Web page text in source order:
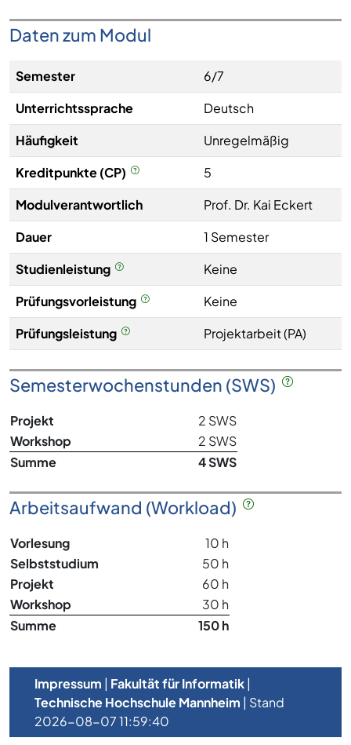
Daten zum Modul
Semester
6/7
Unterrichtssprache
Deutsch
Häufigkeit
Unregelmäßig
Kreditpunkte (CP)
5
Modulverantwortlich
Prof. Dr. Kai Eckert
Dauer
1 Semester
Studienleistung
Keine
Prüfungsvorleistung
Keine
Prüfungsleistung
Projektarbeit (PA)
Semesterwochenstunden (SWS)
Projekt
2 SWS
Workshop
2 SWS
Summe
4 SWS
Arbeitsaufwand (Workload)
Vorlesung
10 h
Selbststudium
50 h
Projekt
60 h
Workshop
30 h
Summe
150 h
Impressum | Fakultät für Informatik|
Technische Hochschule Mannheim | Stand
2026-08-07 11:59:40